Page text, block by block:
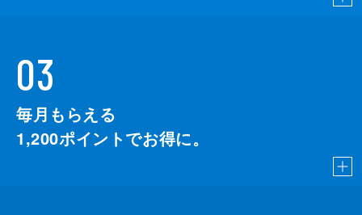
03
毎月もらえる
1,200ポイントでお得に。